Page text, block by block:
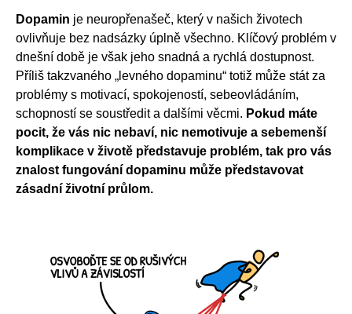
Dopamin je neuropřenašeč, který v našich životech
ovlivňuje bez nadsázky úplně všechno. Klíčový problém v
dnešní době je však jeho snadná a rychlá dostupnost.
Příliš takzvaného „levného dopaminu“ totiž může stát za
problémy s motivací, spokojeností, sebeovládáním,
schopností se soustředit a dalšími věcmi. Pokud máte
pocit, že vás nic nebaví, nic nemotivuje a sebemenší
komplikace v životě představuje problém, tak pro vás
znalost fungování dopaminu může představovat
zásadní životní průlom.